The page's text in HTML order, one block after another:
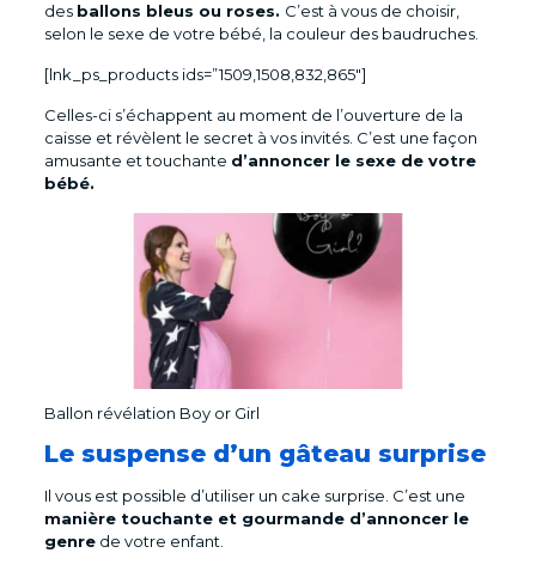
des ballons bleus ou roses. C’est à vous de choisir,
selon le sexe de votre bébé, la couleur des baudruches.
[lnk_ps_products ids=”1509,1508,832,865″]
Celles-ci s’échappent au moment de l’ouverture de la
caisse et révèlent le secret à vos invités. C’est une façon
amusante et touchante d’annoncer le sexe de votre
bébé.
Ballon révélation Boy or Girl
Le suspense d’un gâteau surprise
Il vous est possible d’utiliser un cake surprise. C’est une
manière touchante et gourmande d’annoncer le
genrede votre enfant.